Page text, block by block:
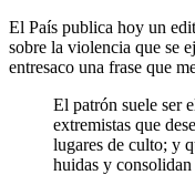
El País publica hoy un
sobre la violencia que se
entresaco una frase que
El patrón suele ser
extremistas que
lugares de culto; y
huidas y